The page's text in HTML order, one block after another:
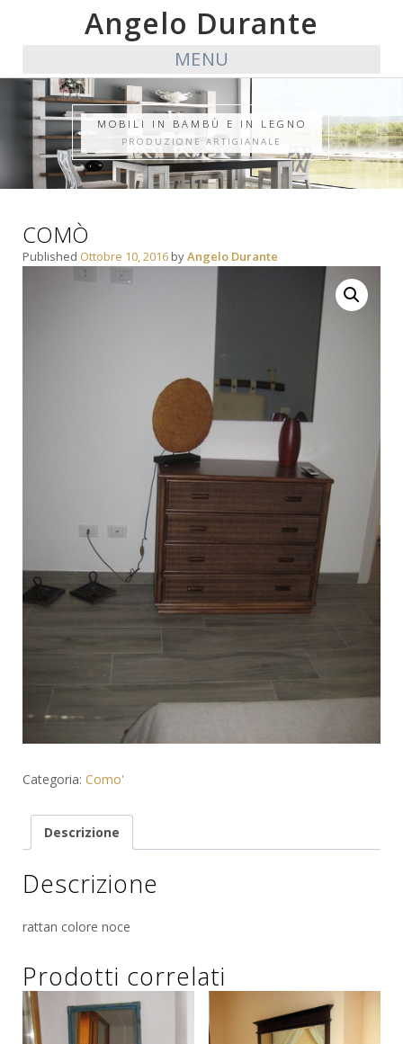
Angelo Durante
MENU
MOBILI IN BAMBÙ E IN LEGNO
PRODUZIONE ARTIGIANALE
COMÒ
Published Ottobre 10, 2016 byAngelo Durante
Categoria: Como'
Descrizione
Descrizione
rattan colore noce
Prodotti correlati